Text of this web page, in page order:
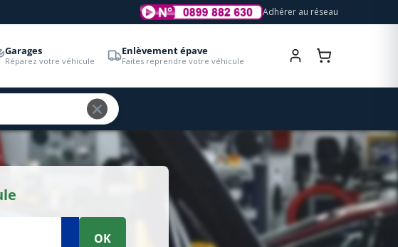
Adhérer au réseau
Garages
Réparez votre véhicule
Enlèvement épave
Faites reprendre votre véhicule
OK